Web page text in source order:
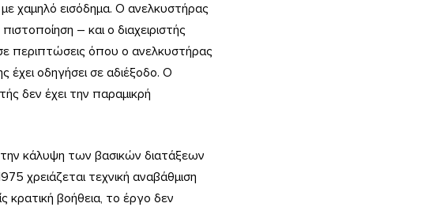
με χαμηλό εισόδημα. Ο ανελκυστήρας
– και ο διαχειριστής
περιπτώσεις όπου ο ανελκυστήρας
έχει οδηγήσει σε αδιέξοδο. Ο
δεν έχει την παραμικρή
κάλυψη των βασικών διατάξεων
χρειάζεται τεχνική αναβάθμιση
βοήθεια, το έργο δεν